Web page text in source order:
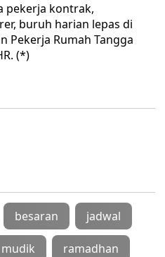
pekerja kontrak,
buruh harian lepas di
Pekerja Rumah Tangga
(*)
besaran jadwal
mudik ramadhan